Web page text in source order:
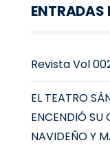
ENTRADAS
Revista Vol
EL TEATRO
ENCENDIÓ SU
NAVIDEÑO Y